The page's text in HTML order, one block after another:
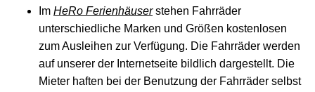
Im HeRo Ferienhäuserstehen Fahrräder
unterschiedliche Marken und Größen kostenlosen
zum Ausleihen zur Verfügung. Die Fahrräder werden
auf unserer der Internetseite bildlich dargestellt. Die
Mieter haften bei der Benutzung der Fahrräder selbst